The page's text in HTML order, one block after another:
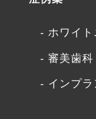
ホワイ
審美歯科
インプ